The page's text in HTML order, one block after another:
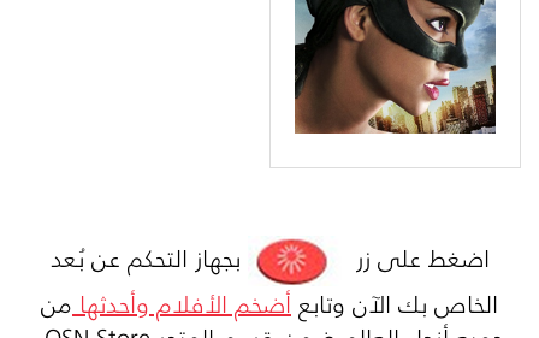
اضغط على زر
بجهاز التحكم عن بُعد
الخاص بك الآن وتابعأضخم الأفلام وأحدثهامن